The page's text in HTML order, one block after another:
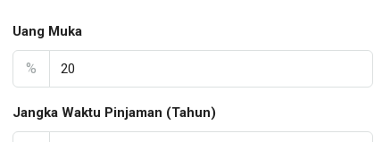
Uang Muka
%
Jangka Waktu Pinjaman (Tahun)